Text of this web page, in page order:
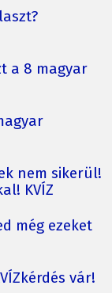
a 8 magyar
nem sikerül!
KVÍZ
még ezeket
vár!